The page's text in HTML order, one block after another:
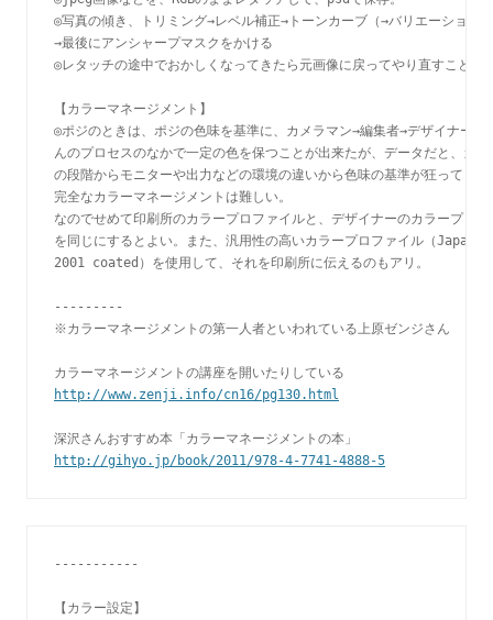
◎写真の傾き、トリミング→レベル補正→トーンカーブ（→バリエーション）
→最後にアンシャープマスクをかける
◎レタッチの途中でおかしくなってきたら元画像に戻ってやり直すこと
【カラーマネージメント】
◎ポジのときは、ポジの色味を基準に、カメラマン→編集者→デザイナー→
んのプロセスのなかで一定の色を保つことが出来たが、データだと、カメ
の段階からモニターや出力などの環境の違いから色味の基準が狂ってくる
完全なカラーマネージメントは難しい。
なのでせめて印刷所のカラープロファイルと、デザイナーのカラープロフ
を同じにするとよい。また、汎用性の高いカラープロファイル（Japan
2001 coated）を使用して、それを印刷所に伝えるのもアリ。
---------
※カラーマネージメントの第一人者といわれている上原ゼンジさん
http://www.zenji.info/cn16/pg130.html
http://gihyo.jp/book/2011/978-4-7741-4888-5
-----------
【カラー設定】